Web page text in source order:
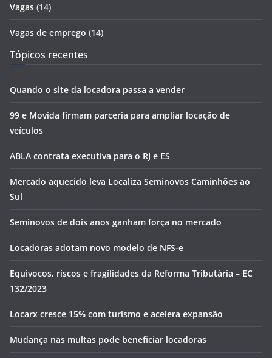
Vagas (14)
Vagas de emprego (14)
Tópicos recentes
Quando o site da locadora passa a vender
99 e Movida firmam parceria para ampliar locação de
veículos
ABLA contrata executiva para o RJ e ES
Mercado aquecido leva Localiza Seminovos Caminhões ao
Sul
Seminovos de dois anos ganham força no mercado
Locadoras adotam novo modelo de NFS-e
Equívocos, riscos e fragilidades da Reforma Tributária – EC
132/2023
Locarx cresce 15% com turismo e acelera expansão
Mudança nas multas pode beneficiar locadoras